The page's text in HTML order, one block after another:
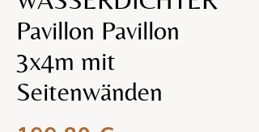
Pavillon Pavillon
3x4m mit
Seitenwänden